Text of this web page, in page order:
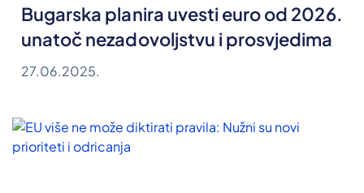
Bugarska planira uvesti euro od 2026.
unatoč nezadovoljstvu i prosvjedima
27.06.2025.